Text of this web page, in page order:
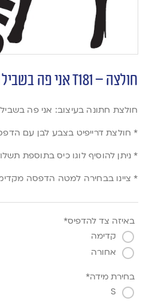
חולצה – T181 אני פה בשביל הרווקות
חולצת חתונה בעיצוב: אני פה
* חולצת דרייפיט בצבע לבן עם
* ניתן להוסיף לוגו כיס בתוספת
* ציינו בבחירה למטה הדפסה
באיזה צד להדפיס*
קדימה
אחורה
בחירת מידה*
S